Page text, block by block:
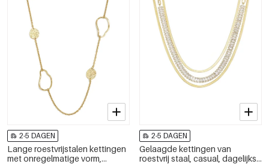
2-5 DAGEN
Lange roestvrijstalen kettingen
met onregelmatige vorm,
2-5 DAGEN
Gelaagde kettingen van
roestvrij staal, casual, dagelijks